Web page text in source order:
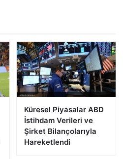
Küresel Piyasalar ABD
İstihdam Verileri ve
Şirket Bilançolarıyla
Hareketlendi